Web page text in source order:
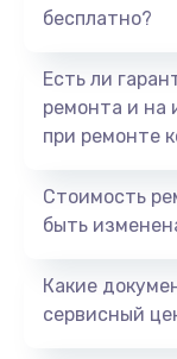
бесплатно?
Есть ли
ремонта и на
при ремонте
Стоимость
быть
Какие
сервисный